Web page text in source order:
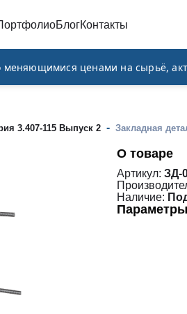
БлогКонтакты
меняющимися ценами на сырьё,
3.407-115 Выпуск 2 - Закладная
О товаре
Артикул:ЗД-
Наличие: